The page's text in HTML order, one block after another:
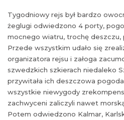
Tygodniowy rejs był bardzo
żeglugi odwiedzono 4 porty,
mocnego wiatru, trochę deszczu,
Przede wszystkim udało się
organizatora rejsu i załoga
szwedzkich szkierach niedaleko
przywitała ich deszczowa
wszystkie niewygody
zachwyceni zaliczyli nawet
Potem odwiedzono Kalmar,